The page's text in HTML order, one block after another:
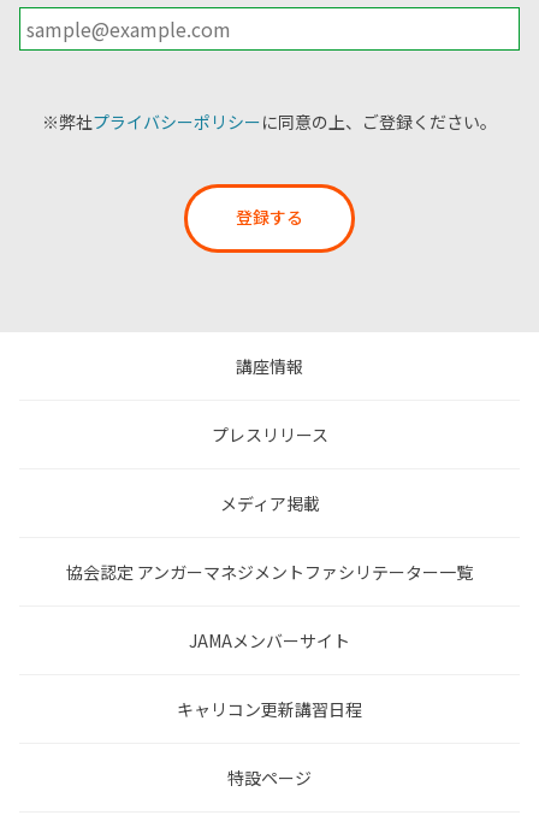
※弊社プライバシーポリシーに同意の上、ご登録ください。
登録する
講座情報
プレスリリース
メディア掲載
協会認定 アンガーマネジメントファシリテーター一覧
JAMAメンバーサイト
キャリコン更新講習日程
特設ページ